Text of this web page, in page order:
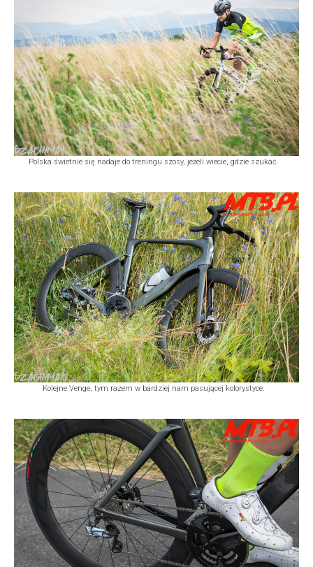
Polska świetnie się nadaje do treningu szosy, jeżeli wiecie, gdzie szukać.
Kolejne Venge, tym razem w bardziej nam pasującej kolorystyce.